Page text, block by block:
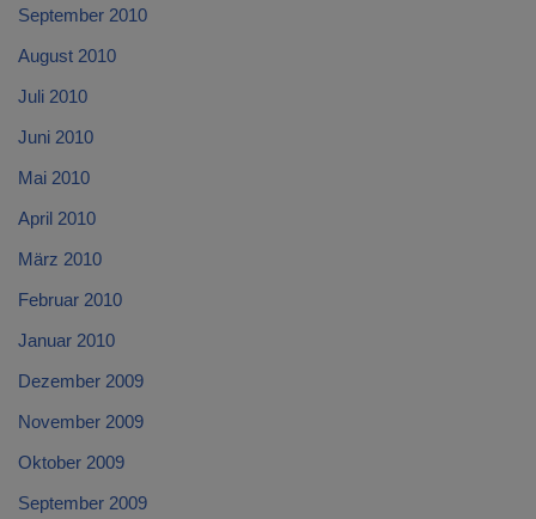
September 2010
August 2010
Juli 2010
Juni 2010
Mai 2010
April 2010
März 2010
Februar 2010
Januar 2010
Dezember 2009
November 2009
Oktober 2009
September 2009